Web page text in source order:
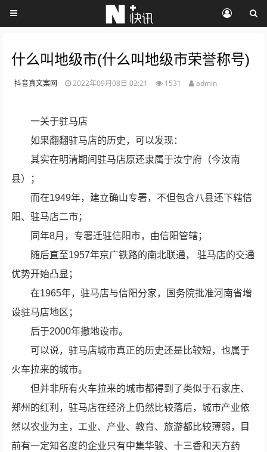
什么叫地级市(什么叫地级市荣誉称号)
抖音真文案网 2022年09月08日 02:21 1531 admin
一关于驻马店
如果翻翻驻马店的历史，可以发现：
其实在明清期间驻马店原还隶属于汝宁府（今汝南
县）；
而在1949年，建立确山专署，不但包含八县还下辖信
阳、驻马店二市；
同年8月，专署迁驻信阳市，由信阳管辖；
随后直至1957年京广铁路的南北联通， 驻马店的交通
优势开始凸显；
在1965年，驻马店与信阳分家，国务院批准河南省增
设驻马店地区；
后于2000年撤地设市。
可以说，驻马店城市真正的历史还是比较短，也属于
火车拉来的城市。
但并非所有火车拉来的城市都得到了类似于石家庄、
郑州的红利，驻马店在经济上仍然比较落后，城市产业依
然以农业为主，工业、产业、教育、旅游都比较薄弱，目
前有一定知名度的企业只有中集华骏、十三香和天方药